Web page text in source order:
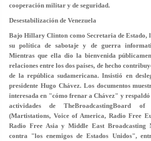
cooperación militar y de seguridad.
Desestabilización de Venezuela
Bajo Hillary Clinton como Secretaria de Estado,
su política de sabotaje y de guerra
Mientras que ella dio la bienvenida
relaciones entre los dos países, de hecho
de la república sudamericana. Insistió en
presidente Hugo Chávez. Los documentos
interesada en "cómo frenar a Chávez" y
actividades de TheBroadcastingBoard
(Martistations, Voice of America, Radio Free
Radio Free Asia y Middle East Broadcasting
contra "los enemigos de Estados Unidos",